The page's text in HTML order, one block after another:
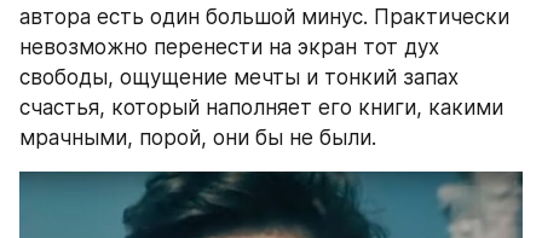
автора есть один большой минус. Практически
невозможно перенести на экран тот дух
свободы, ощущение мечты и тонкий запах
счастья, который наполняет его книги, какими
мрачными, порой, они бы не были.